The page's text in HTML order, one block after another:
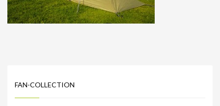
FAN-COLLECTION